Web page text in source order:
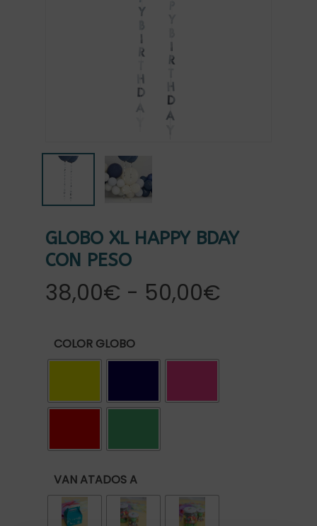
GLOBO XL HAPPY BDAY
CON PESO
38,00€ - 50,00€
COLOR GLOBO
VAN ATADOS A